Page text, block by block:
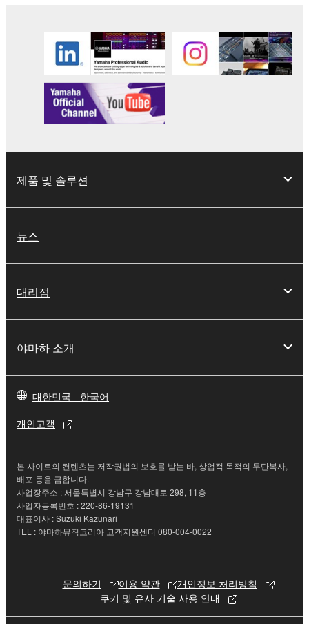
제품 및 솔루션
뉴스
대리점
야마하 소개
대한민국 - 한국어
개인고객
본 사이트의 컨텐츠는 저작권법의 보호를 받는 바, 상업적 목적의 무단복사,
배포 등을 금합니다.
사업장주소 : 서울특별시 강남구 강남대로 298, 11층
사업자등록번호 : 220-86-19131
대표이사 : Suzuki Kazunari
TEL : 야마하뮤직코리아 고객지원센터 080-004-0022
문의하기 이용 약관
개인정보 처리방침
쿠키 및 유사 기술 사용 안내